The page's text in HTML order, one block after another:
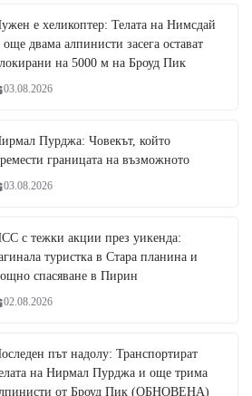
е хеликоптер: Телата на Нимсдай
още двама алпинисти засега остават
на 5000 м на Броуд Пик
03.08.2026
Пурджа: Човекът, който
границата на възможното
03.08.2026
с тежки акции през уикенда:
туристка в Стара планина и
спасяване в Пирин
02.08.2026
път надолу: Транспортират
на Нирмал Пурджа и още трима
от Броуд Пик (ОБНОВЕНА)